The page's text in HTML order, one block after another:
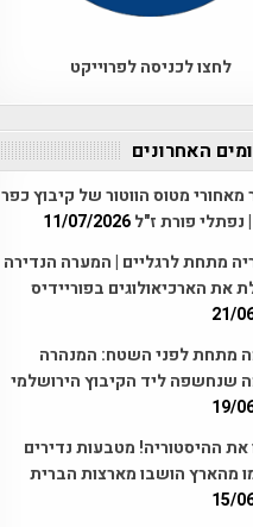
לחצו לכניסה לפרוייקט
האחרונים
מאחורי מטוס הווטור של קיבוץ כפר
נפתלי פורת ז"ל11/07/2026
מתחת לרגליים | המערה הנדירה
את הארכיאולוגים בפוריידיס
21/
מתחת לפני השטח: המנהרה
שנחשפה ליד הקיבוץ הירושלמי
19/
את ההיסטוריה! מטבעות נדירים
מהארץ הושבו מארצות הברית
15/